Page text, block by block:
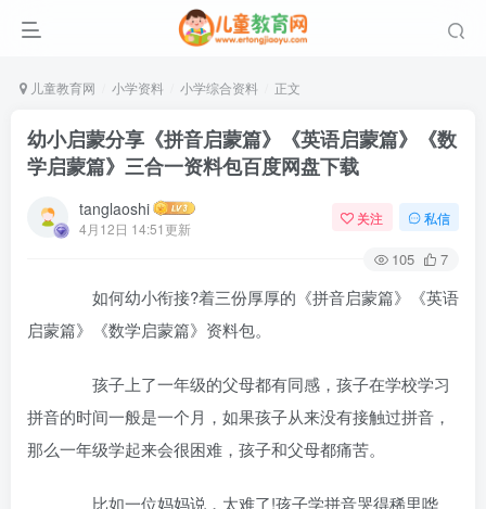
儿童教育网 小学资料 小学综合资料 正文
幼小启蒙分享《拼音启蒙篇》《英语启蒙篇》《数
学启蒙篇》三合一资料包百度网盘下载
tanglaoshi
4月12日 14:51更新
关注 私信
105 7
如何幼小衔接?着三份厚厚的《拼音启蒙篇》《英语
启蒙篇》《数学启蒙篇》资料包。
孩子上了一年级的父母都有同感，孩子在学校学习
拼音的时间一般是一个月，如果孩子从来没有接触过拼音，
那么一年级学起来会很困难，孩子和父母都痛苦。
比如一位妈妈说，太难了!孩子学拼音哭得稀里哗